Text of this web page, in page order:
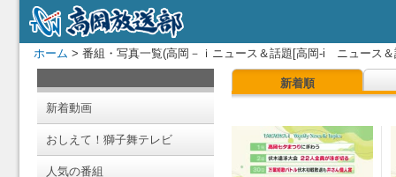
ホーム > 番組・写真一覧(高岡－ｉニュース＆話題[高岡-i ニュース
新着動画
おしえて！獅子舞テレビ
人気の番組
新着順